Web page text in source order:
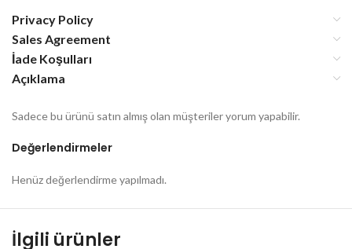
Privacy Policy
Sales Agreement
İade Koşulları
Açıklama
Değerlendirmeler
Henüz değerlendirme yapılmadı.
Sadece bu ürünü satın almış olan müşteriler yorum yapabilir.
İlgili ürünler